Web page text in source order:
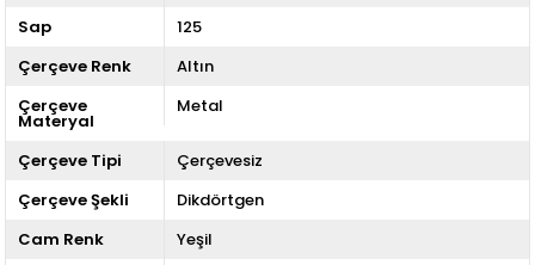
Sap
125
Çerçeve Renk
Altın
Çerçeve
Materyal
Metal
Çerçeve Tipi
Çerçevesiz
Çerçeve Şekli
Dikdörtgen
Cam Renk
Yeşil